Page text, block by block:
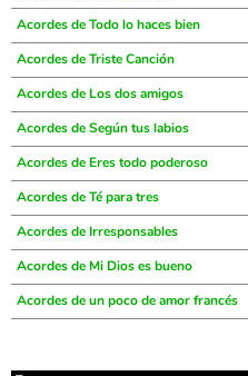
Acordes de Todo lo haces bien
Acordes de Triste Canción
Acordes de Los dos amigos
Acordes de Según tus labios
Acordes de Eres todo poderoso
Acordes de Té para tres
Acordes de Irresponsables
Acordes de Mi Dios es bueno
Acordes de un poco de amor francés